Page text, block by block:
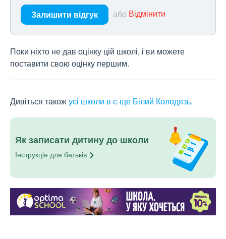
Залишити відгук або Відмінити
Поки ніхто не дав оцінку цій школі, і ви можете
поставити свою оцінку першим.
Дивіться такожусі школи в с-ще Білий Колодязь.
Як записати дитину до школи
Інструкція для батьків